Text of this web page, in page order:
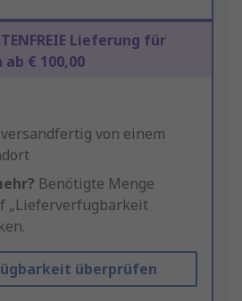
Lieferung für
€ 100,00
von einem
Benötigte Menge
„Lieferverfügbarkeit
überprüfen